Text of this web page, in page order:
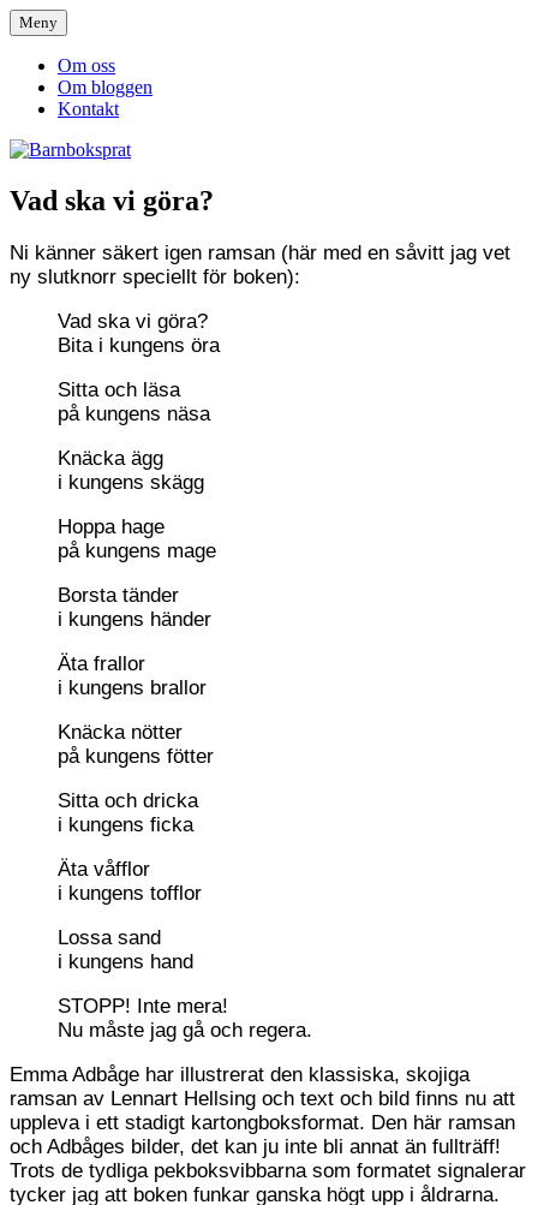
Hoppa
till
innehåll
Barnboksprat
– en blogg om barnböcker
Meny
Om oss
Om bloggen
Kontakt
Vad ska vi göra?
Ni känner säkert igen ramsan (här med en såvitt jag vet
ny slutknorr speciellt för boken):
Vad ska vi göra?
Bita i kungens öra
Sitta och läsa
på kungens näsa
Knäcka ägg
i kungens skägg
Hoppa hage
på kungens mage
Borsta tänder
i kungens händer
Äta frallor
i kungens brallor
Knäcka nötter
på kungens fötter
Sitta och dricka
i kungens ficka
Äta våfflor
i kungens tofflor
Lossa sand
i kungens hand
STOPP! Inte mera!
Nu måste jag gå och regera.
Emma Adbåge har illustrerat den klassiska, skojiga
ramsan av Lennart Hellsing och text och bild finns nu att
uppleva i ett stadigt kartongboksformat. Den här ramsan
och Adbåges bilder, det kan ju inte bli annat än fullträff!
Trots de tydliga pekboksvibbarna som formatet signalerar
tycker jag att boken funkar ganska högt upp i åldrarna.